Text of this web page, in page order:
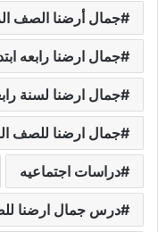
جمال أرضنا الصف
جمال ارضنا رابعه
جمال ارضنا لسنة
جمال ارضنا للصف
دراسات اجتماعيه
درس جمال ارضنا